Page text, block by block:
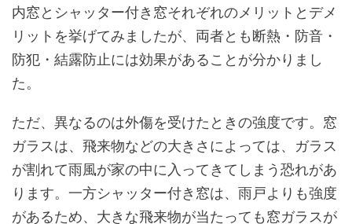
内窓とシャッター付き窓それぞれのメリットとデメ
リットを挙げてみましたが、両者とも断熱・防音・
防犯・結露防止には効果があることが分かりまし
た。
ただ、異なるのは外傷を受けたときの強度です。窓
ガラスは、飛来物などの大きさによっては、ガラス
が割れて雨風が家の中に入ってきてしまう恐れがあ
ります。一方シャッター付き窓は、雨戸よりも強度
があるため、大きな飛来物が当たっても窓ガラスが